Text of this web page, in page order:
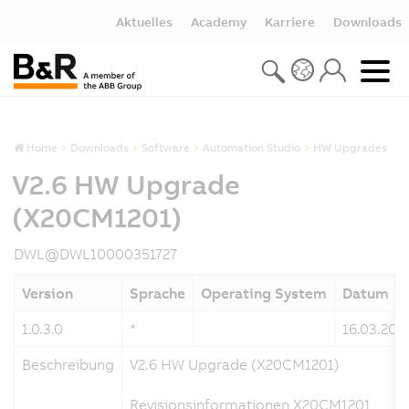
Aktuelles Academy Karriere Downloads
Home Downloads Software Automation Studio HW Upgrades
V2.6 HW Upgrade
(X20CM1201)
DWL@DWL10000351727
Version Sprache Operating System
Datum
1.0.3.0
*
Beschreibung
V2.6 HW Upgrade (X20CM1201)
Revisionsinformationen X20CM1201